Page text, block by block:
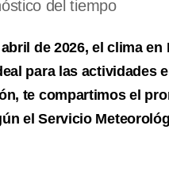
del tiempo
de 2026, el clima en
para las actividades
te compartimos el
el Servicio